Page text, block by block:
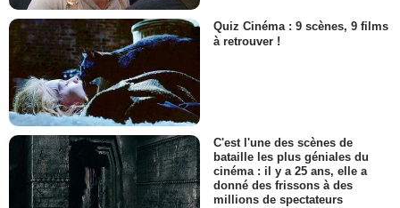
Quiz Cinéma : 9 scènes, 9 films
à retrouver !
C'est l'une des scènes de
bataille les plus géniales du
cinéma : il y a 25 ans, elle a
donné des frissons à des
millions de spectateurs